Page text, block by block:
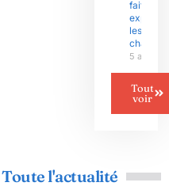
fait
exploser
les
5 août
Tout
voir
Toute l'actualité